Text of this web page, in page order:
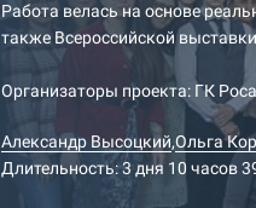
Работа велась на основе
также Всероссийской
Организаторы проекта: ГК
Александр Высоцкий,Ольга
Длительность: 3 дня 10 часов